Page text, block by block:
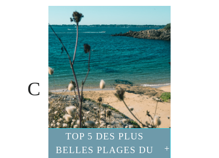
TOP 5 DES PLUS
BELLES PLAGES DU